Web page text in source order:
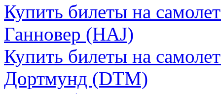
Купить билеты на
Ганновер (HAJ)
Купить билеты на
Дортмунд (DTM)